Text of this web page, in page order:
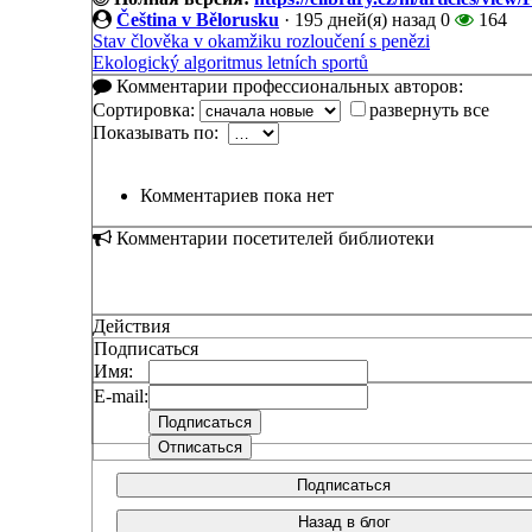
Čeština v Bělorusku · 195 дней(я) назад 0
164
Stav člověka v okamžiku rozloučení s penězi
Ekologický algoritmus letních sportů
Комментарии профессиональных авторов:
Сортировка:
развернуть все
Показывать по:
Комментариев пока нет
Комментарии посетителей библиотеки
Действия
Подписаться
Имя:
E-mail:
Подписаться
Назад в блог